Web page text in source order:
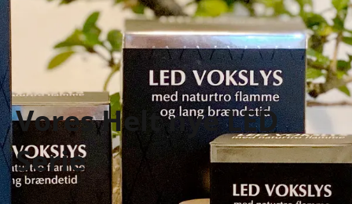
Vores Helt nye LED
Serie